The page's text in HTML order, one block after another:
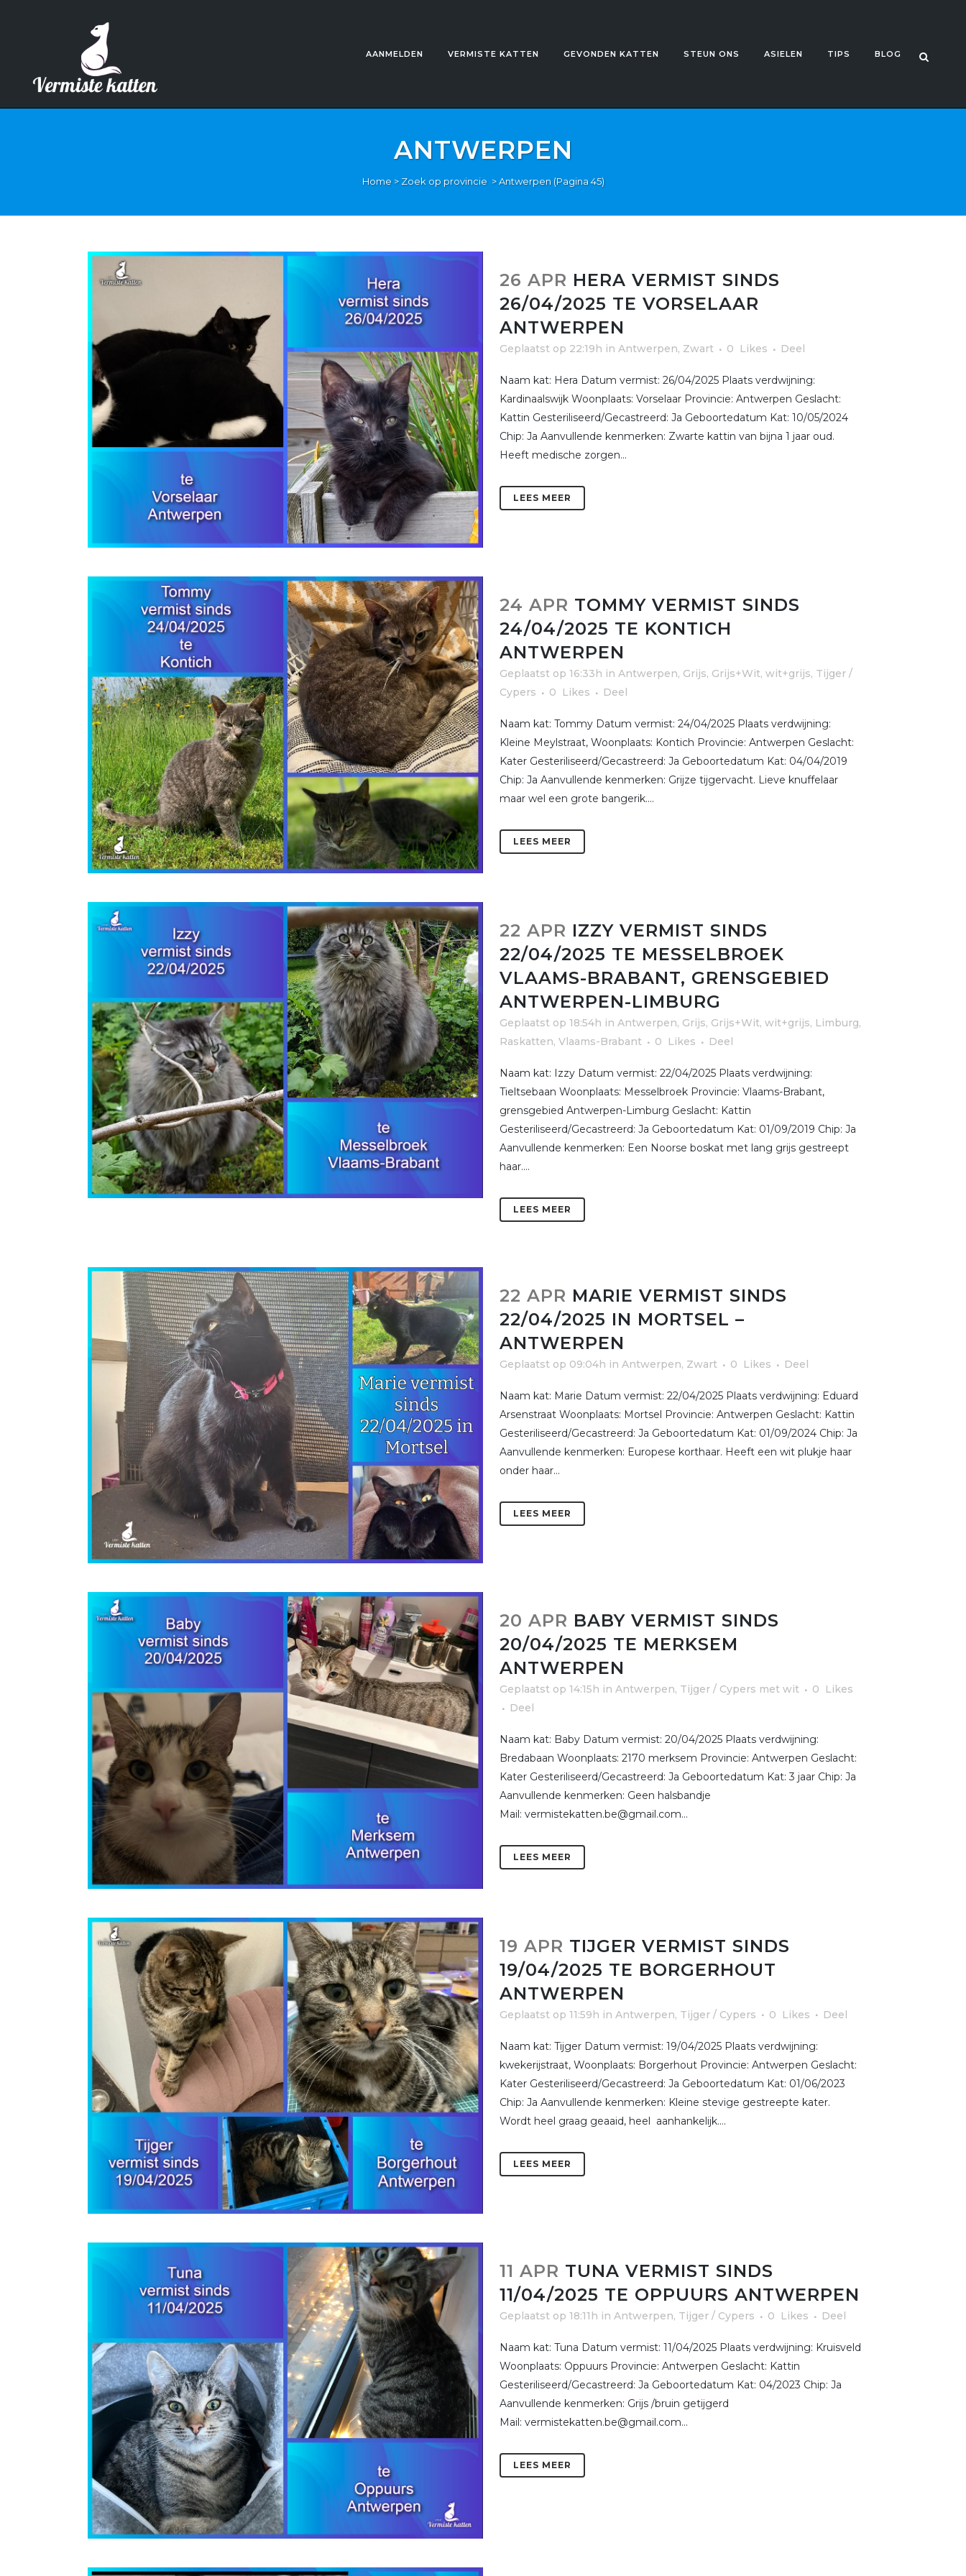
AANMELDEN VERMISTE KATTEN GEVONDEN KATTEN STEUN ONS ASIELEN TIPS BLOG
ANTWERPEN
Home>Zoek op provincie >Antwerpen(Pagina 45)
26 APR HERA VERMIST SINDS
26/04/2025 TE VORSELAAR
ANTWERPEN
Geplaatst op 22:19h in Antwerpen, Zwart 0 Likes Deel
Naam kat: Hera Datum vermist: 26/04/2025 Plaats verdwijning:
Kardinaalswijk Woonplaats: Vorselaar Provincie: Antwerpen Geslacht:
Kattin Gesteriliseerd/Gecastreerd: Ja Geboortedatum Kat: 10/05/2024
Chip: Ja Aanvullende kenmerken: Zwarte kattin van bijna 1 jaar oud.
Heeft medische zorgen...
LEES MEER
24 APR TOMMY VERMIST SINDS
24/04/2025 TE KONTICH
ANTWERPEN
Geplaatst op 16:33h in Antwerpen, Grijs, Grijs+Wit, wit+grijs, Tijger /
Cypers
0 Likes Deel
Naam kat: Tommy Datum vermist: 24/04/2025 Plaats verdwijning:
Kleine Meylstraat, Woonplaats: Kontich Provincie: Antwerpen Geslacht:
Kater Gesteriliseerd/Gecastreerd: Ja Geboortedatum Kat: 04/04/2019
Chip: Ja Aanvullende kenmerken: Grijze tijgervacht. Lieve knuffelaar
maar wel een grote bangerik....
LEES MEER
22 APR IZZY VERMIST SINDS
22/04/2025 TE MESSELBROEK
VLAAMS-BRABANT, GRENSGEBIED
ANTWERPEN-LIMBURG
Geplaatst op 18:54h in Antwerpen, Grijs, Grijs+Wit, wit+grijs, Limburg,
Raskatten, Vlaams-Brabant 0 Likes Deel
Naam kat: Izzy Datum vermist: 22/04/2025 Plaats verdwijning:
Tieltsebaan Woonplaats: Messelbroek Provincie: Vlaams-Brabant,
grensgebied Antwerpen-Limburg Geslacht: Kattin
Gesteriliseerd/Gecastreerd: Ja Geboortedatum Kat: 01/09/2019 Chip: Ja
Aanvullende kenmerken: Een Noorse boskat met lang grijs gestreept
haar....
LEES MEER
22 APR MARIE VERMIST SINDS
22/04/2025 IN MORTSEL –
ANTWERPEN
Geplaatst op 09:04h in Antwerpen, Zwart 0 Likes Deel
Naam kat: Marie Datum vermist: 22/04/2025 Plaats verdwijning: Eduard
Arsenstraat Woonplaats: Mortsel Provincie: Antwerpen Geslacht: Kattin
Gesteriliseerd/Gecastreerd: Ja Geboortedatum Kat: 01/09/2024 Chip: Ja
Aanvullende kenmerken: Europese korthaar. Heeft een wit plukje haar
onder haar...
LEES MEER
20 APR BABY VERMIST SINDS
20/04/2025 TE MERKSEM
ANTWERPEN
Geplaatst op 14:15h in Antwerpen, Tijger / Cypers met wit 0
Likes
Deel
Naam kat: Baby Datum vermist: 20/04/2025 Plaats verdwijning:
Bredabaan Woonplaats: 2170 merksem Provincie: Antwerpen Geslacht:
Kater Gesteriliseerd/Gecastreerd: Ja Geboortedatum Kat: 3 jaar Chip: Ja
Aanvullende kenmerken: Geen halsbandje
Mail: vermistekatten.be@gmail.com...
LEES MEER
19 APR TIJGER VERMIST SINDS
19/04/2025 TE BORGERHOUT
ANTWERPEN
Geplaatst op 11:59h in Antwerpen, Tijger / Cypers 0 Likes Deel
Naam kat: Tijger Datum vermist: 19/04/2025 Plaats verdwijning:
kwekerijstraat, Woonplaats: Borgerhout Provincie: Antwerpen Geslacht:
Kater Gesteriliseerd/Gecastreerd: Ja Geboortedatum Kat: 01/06/2023
Chip: Ja Aanvullende kenmerken: Kleine stevige gestreepte kater.
Wordt heel graag geaaid, heel aanhankelijk....
LEES MEER
11 APR TUNA VERMIST SINDS
11/04/2025 TE OPPUURS ANTWERPEN
Geplaatst op 18:11h in Antwerpen, Tijger / Cypers 0 Likes Deel
Naam kat: Tuna Datum vermist: 11/04/2025 Plaats verdwijning: Kruisveld
Woonplaats: Oppuurs Provincie: Antwerpen Geslacht: Kattin
Gesteriliseerd/Gecastreerd: Ja Geboortedatum Kat: 04/2023 Chip: Ja
Aanvullende kenmerken: Grijs /bruin getijgerd
Mail: vermistekatten.be@gmail.com...
LEES MEER